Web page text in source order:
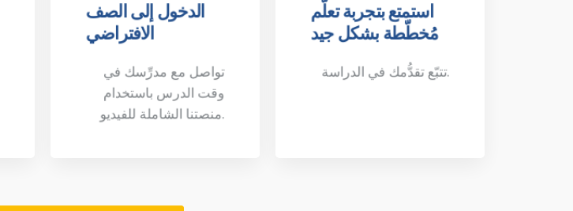
الدخول إلى الصف
الافتراضي
تواصل مع مدرِّسك في
وقت الدرس باستخدام
منصتنا الشاملة للفيديو.
استمتع بتجربة تعلّم
مُخطّطة بشكل جيد
تتبّع تقدُّمك في الدراسة.